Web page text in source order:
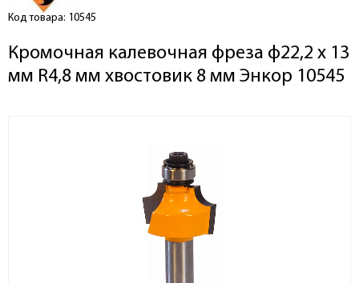
Код товара: 10545
Кромочная калевочная фреза ф22,2 x 13
мм R4,8 мм хвостовик 8 мм Энкор 10545